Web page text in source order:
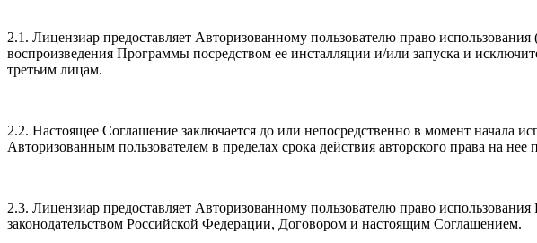
2.1. Лицензиар предоставляет Авторизованному пользователю право
воспроизведения Программы посредством ее инсталляции и/или запуска и
третьим лицам.
2.2. Настоящее Соглашение заключается до или непосредственно в момент начала
Авторизованным пользователем в пределах срока действия авторского права на
2.3. Лицензиар предоставляет Авторизованному пользователю право
законодательством Российской Федерации, Договором и настоящим Соглашением.